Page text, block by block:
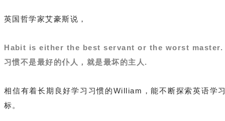
英国哲学家艾豪斯说，
Habit is either the best servant or the worst master.
习惯不是最好的仆人，就是最坏的主人.
相信有着长期良好学习习惯的William，能不断探索英语学
标。